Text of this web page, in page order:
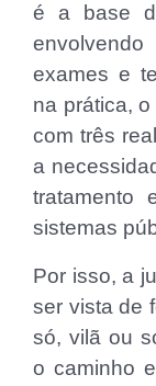
é a base
exames e
na prática,
com três
a
tratamento
sistemas
Por isso, a
ser vista de
só, vilã ou
o caminho